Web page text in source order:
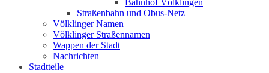
Bahnhof Völklingen
Straßenbahn und Obus-Netz
Völklinger Namen
Völklinger Straßennamen
Wappen der Stadt
Nachrichten
Stadtteile